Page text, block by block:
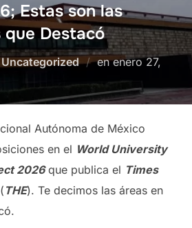
Estas son las
que Destacó
Uncategorized enPublicado
el
enero 27,
Autónoma de México
en el World University
2026que publica el Times
( THE). Te decimos las áreas en